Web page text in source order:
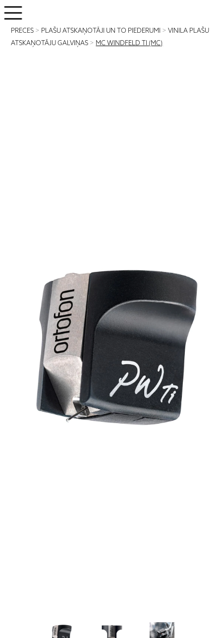
PRECES > PLAŠU ATSKAŅOTĀJI UN TO PIEDERUMI >VINILA PLAŠU
ATSKAŅOTĀJU GALVIŅAS > MC WINDFELD TI (MC)